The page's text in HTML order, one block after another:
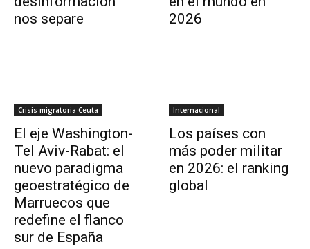
nos separe
2026
Crisis migratoria Ceuta
El eje Washington-
Tel Aviv-Rabat: el
nuevo paradigma
geoestratégico de
Marruecos que
redefine el flanco
sur de España
Internacional
Los países con
más poder militar
en 2026: el ranking
global